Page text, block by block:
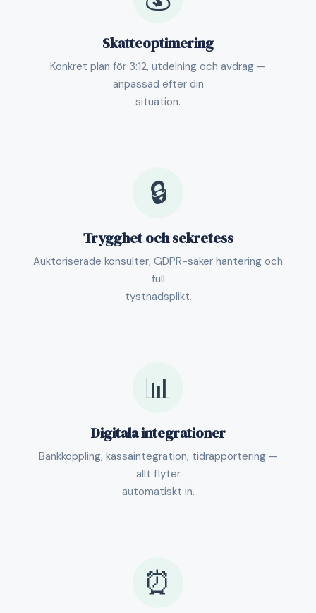
Skatteoptimering
Konkret plan för 3:12, utdelning och avdrag —
anpassad efter din
situation.
🔒
Trygghet och sekretess
Auktoriserade konsulter, GDPR-säker hantering och
full
tystnadsplikt.
📊
Digitala integrationer
Bankkoppling, kassaintegration, tidrapportering —
allt flyter
automatiskt in.
⏰